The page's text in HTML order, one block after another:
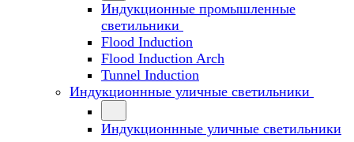
Индукционные промышленные
светильники
Flood Induction
Flood Induction Arch
Tunnel Induction
Индукционнные уличные светильники
Индукционнные уличные светильники